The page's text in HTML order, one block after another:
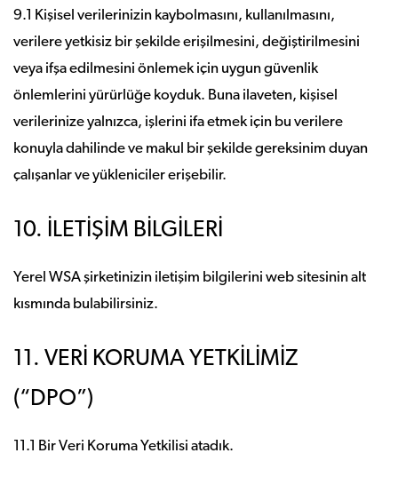
9.1 Kişisel verilerinizin kaybolmasını, kullanılmasını,
verilere yetkisiz bir şekilde erişilmesini, değiştirilmesini
veya ifşa edilmesini önlemek için uygun güvenlik
önlemlerini yürürlüğe koyduk. Buna ilaveten, kişisel
verilerinize yalnızca, işlerini ifa etmek için bu verilere
konuyla dahilinde ve makul bir şekilde gereksinim duyan
çalışanlar ve yükleniciler erişebilir.
10. İLETİŞİM BİLGİLERİ
Yerel WSA şirketinizin iletişim bilgilerini web sitesinin alt
kısmında bulabilirsiniz.
11. VERİ KORUMA YETKİLİMİZ
(“DPO”)
11.1 Bir Veri Koruma Yetkilisi atadık.